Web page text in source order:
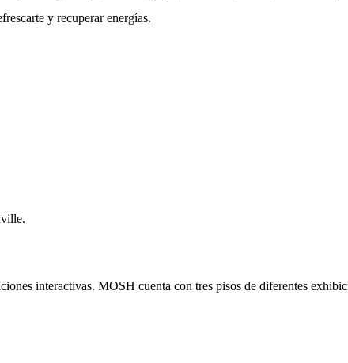
y recuperar energías.
interactivas. MOSH cuenta con tres pisos de diferentes